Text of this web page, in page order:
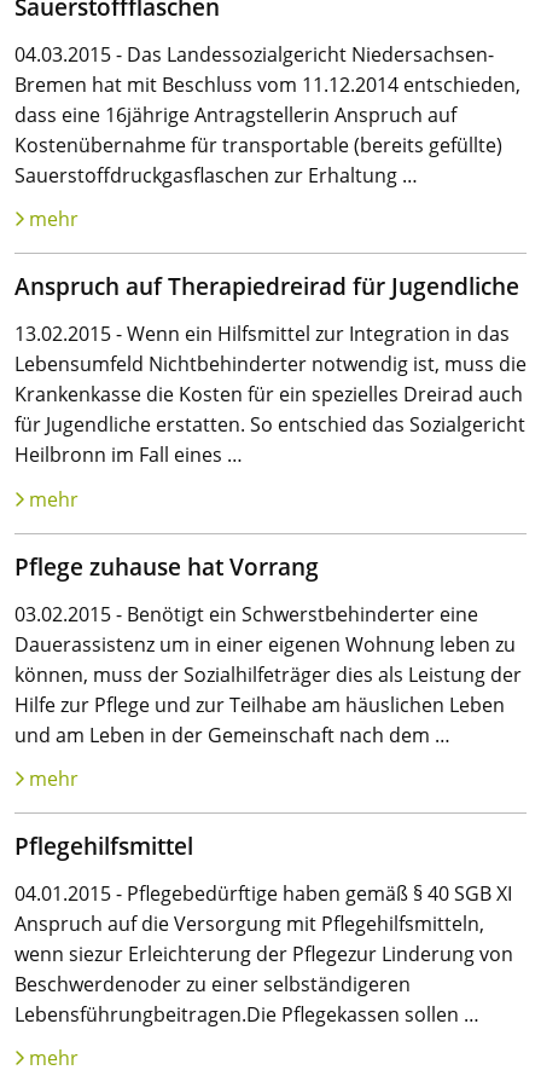
Sauerstoffflaschen
04.03.2015 - Das Landessozialgericht Niedersachsen-
Bremen hat mit Beschluss vom 11.12.2014 entschieden,
dass eine 16jährige Antragstellerin Anspruch auf
Kostenübernahme für transportable (bereits gefüllte)
Sauer­stoff­druck­gas­flaschen zur Erhaltung …
mehr
Anspruch auf Therapiedreirad für Jugendliche
13.02.2015 - Wenn ein Hilfsmittel zur Integration in das
Lebensumfeld Nichtbehinderter notwendig ist, muss die
Krankenkasse die Kosten für ein spezielles Dreirad auch
für Jugendliche erstatten. So entschied das Sozialgericht
Heilbronn im Fall eines …
mehr
Pflege zuhause hat Vorrang
03.02.2015 - Benötigt ein Schwerstbehinderter eine
Dauerassistenz um in einer eigenen Wohnung leben zu
können, muss der Sozialhilfeträger dies als Leistung der
Hilfe zur Pflege und zur Teilhabe am häuslichen Leben
und am Leben in der Gemeinschaft nach dem …
mehr
Pflegehilfsmittel
04.01.2015 - Pflegebedürftige haben gemäß § 40 SGB XI
Anspruch auf die Versorgung mit Pflegehilfsmitteln,
wenn siezur Erleichterung der Pflegezur Linderung von
Beschwerdenoder zu einer selbständigeren
Lebensführungbeitragen.Die Pflegekassen sollen …
mehr